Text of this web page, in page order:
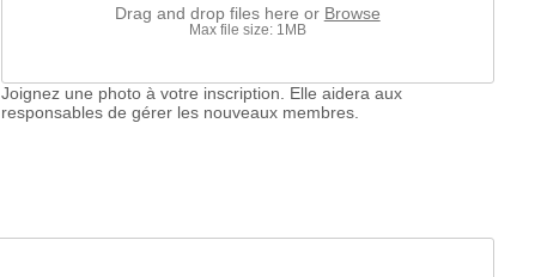
Drag and drop files here or Browse
Max file size: 1MB
Joignez une photo à votre inscription. Elle aidera aux
responsables de gérer les nouveaux membres.